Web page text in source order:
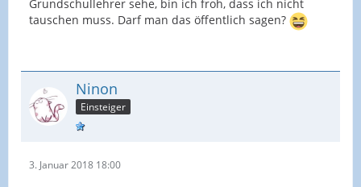
Grundschullehrer sehe, bin ich froh, dass ich nicht
tauschen muss. Darf man das öffentlich sagen?
Ninon
Einsteiger
3. Januar 2018 18:00